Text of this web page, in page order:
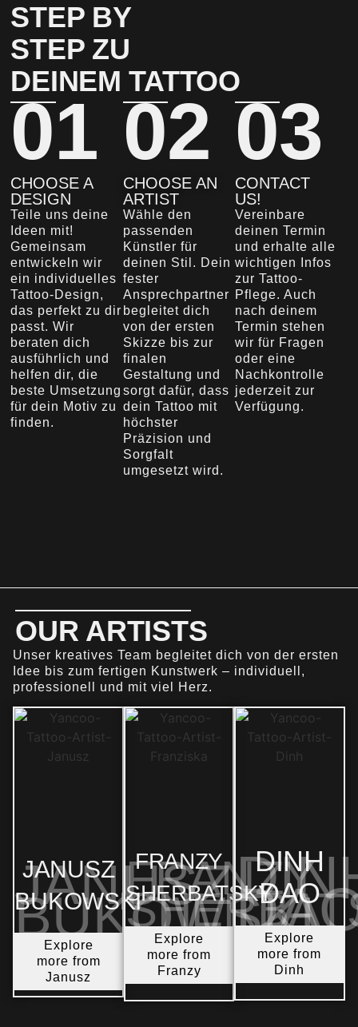
STEP BY
STEP ZU
DEINEM TATTOO
01
CHOOSE A
DESIGN
Teile uns deine
Ideen mit!
Gemeinsam
entwickeln wir
ein individuelles
Tattoo-Design,
das perfekt zu dir
passt. Wir
beraten dich
ausführlich und
helfen dir, die
beste Umsetzung
für dein Motiv zu
finden.
02
CHOOSE AN
ARTIST
Wähle den
passenden
Künstler für
deinen Stil. Dein
fester
Ansprechpartner
begleitet dich
von der ersten
Skizze bis zur
finalen
Gestaltung und
sorgt dafür, dass
dein Tattoo mit
höchster
Präzision und
Sorgfalt
umgesetzt wird.
03
CONTACT
US!
Vereinbare
deinen Termin
und erhalte alle
wichtigen Infos
zur Tattoo-
Pflege. Auch
nach deinem
Termin stehen
wir für Fragen
oder eine
Nachkontrolle
jederzeit zur
Verfügung.
OUR ARTISTS
Unser kreatives Team begleitet dich von der ersten
Idee bis zum fertigen Kunstwerk – individuell,
professionell und mit viel Herz.
JANUSZ
BUKOWSKI
JANUSZ
BUKOWSKI
Explore
more from
Janusz
FRANZY
SHERBATSKY
FRANZY
Explore
more from
Franzy
DINH
DAO
Explore
more from
Dinh